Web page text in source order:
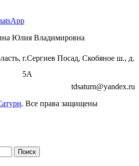
Юлия Владимировна
г.Сергиев Посад, Скобяное ш., д.
5А
tdsaturn@yandex.ru
. Все права защищены
Поиск